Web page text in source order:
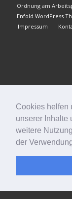
Cookies helfen
unserer Inhalte
weitere
der
Ordnung am
Enfold WordPress
Impressum